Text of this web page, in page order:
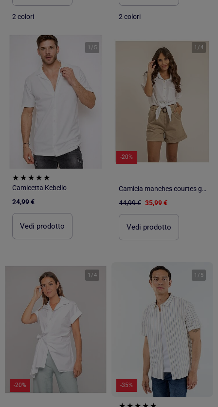
2 colori 2 colori
1 / 5
Camicetta Kebello
24,99 €
Vedi prodotto
1 /4
-20%
Camicia manches courtes gaze de coton ODETTE
44,99 € 35,99 €
Vedi prodotto
1 /4
-20%
1 / 5
-35%